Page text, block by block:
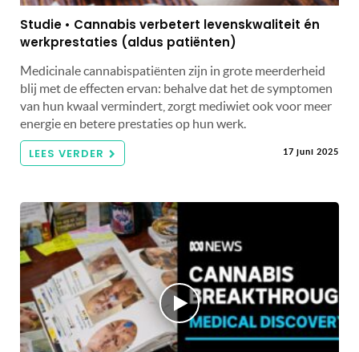
Studie • Cannabis verbetert levenskwaliteit én
werkprestaties (aldus patiënten)
Medicinale cannabispatiënten zijn in grote meerderheid
blij met de effecten ervan: behalve dat het de symptomen
van hun kwaal vermindert, zorgt mediwiet ook voor meer
energie en betere prestaties op hun werk.
LEES VERDER 17 juni 2025